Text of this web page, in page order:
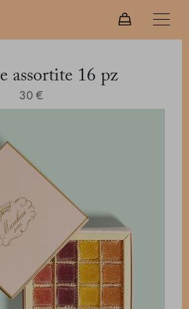
assortite 16 pz
30 €